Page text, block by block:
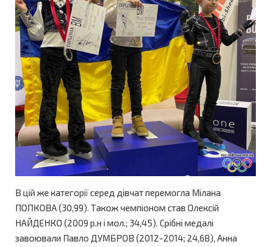
В цій же категорії серед дівчат перемогла Мілана
ПОПКОВА (30,99). Також чемпіоном став Олексій
НАЙДЕНКО (2009 р.н і мол.; 34,45). Срібні медалі
завоювали Павло ДУМБРОВ (2012-2014; 24,68), Анна